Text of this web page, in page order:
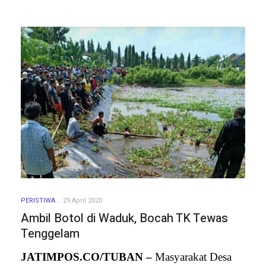
PERISTIWA 29 April 2020
Ambil Botol di Waduk, Bocah TK Tewas
Tenggelam
JATIMPOS.CO/TUBAN – Masyarakat Desa